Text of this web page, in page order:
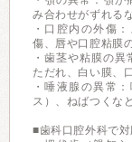
み合わせがずれる
・口腔内の外傷
傷、唇や口腔粘膜
・歯茎や粘膜の異
ただれ、白い膜、
・唾液腺の異常
ス）、ねばつくな
■歯科口腔外科で